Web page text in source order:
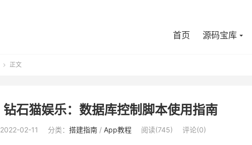
首页 源码宝库
 正文
钻石猫娱乐：数据库控制脚本使用指南
2022-02-11 分类： 搭建指南/ App教程 阅读(745) 评论(0)